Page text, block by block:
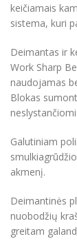
keičiamais
sistema, kuri
Deimantas ir
Work Sharp
naudojamas
Blokas
Galutiniam
akmenį.
Deimantinės
nuobodžių
greitam